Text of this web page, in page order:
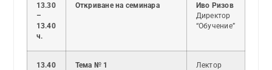
13.30
–
13.40
ч.
Откриване на семинара
Иво Ризов
Директор
“Обучение”
13.40
Тема № 1
Лектор